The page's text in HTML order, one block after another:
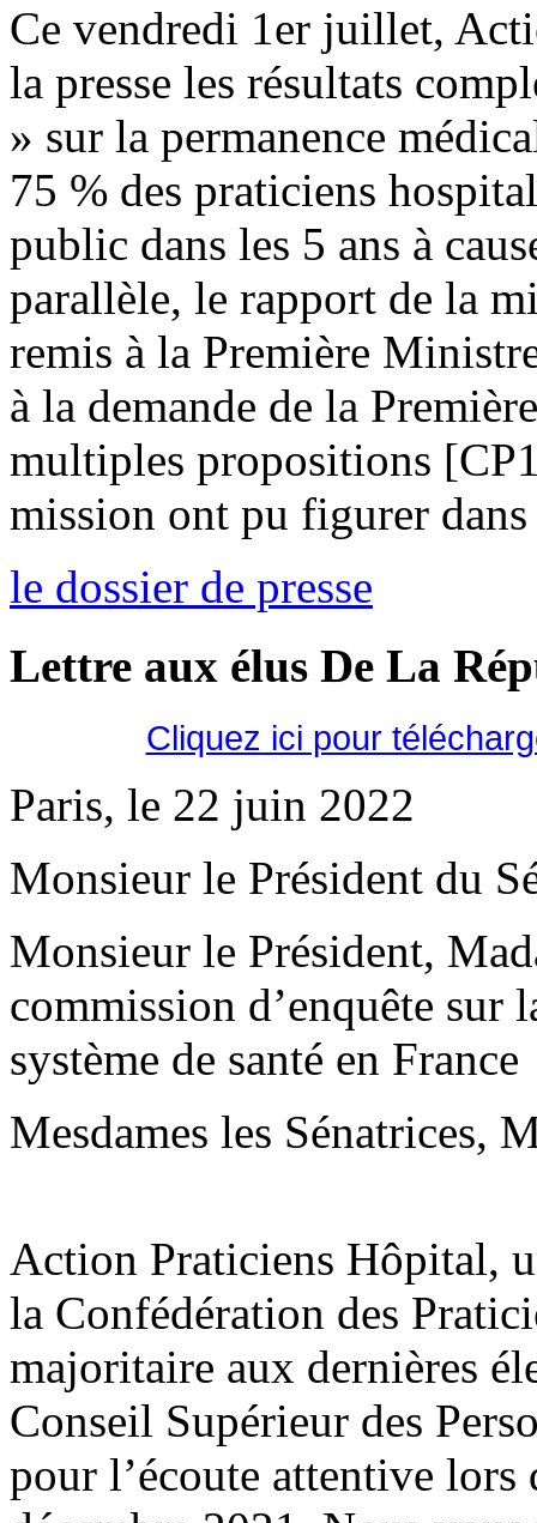
Ce vendredi 1er juillet,
la presse les résultats
» sur la permanence
75 % des praticiens
public dans les 5 ans à
parallèle, le rapport de la
remis à la Première
à la demande de la
multiples propositions
mission ont pu figurer
le dossier de presse
Lettre aux élus De La
Cliquez ici pour
Paris, le 22 juin 2022
Monsieur le Président du
Monsieur le Président,
commission d’enquête sur
système de santé en France
Mesdames les Sénatrices,
Action Praticiens Hôpital,
la Confédération des
majoritaire aux dernières
Conseil Supérieur des
pour l’écoute attentive